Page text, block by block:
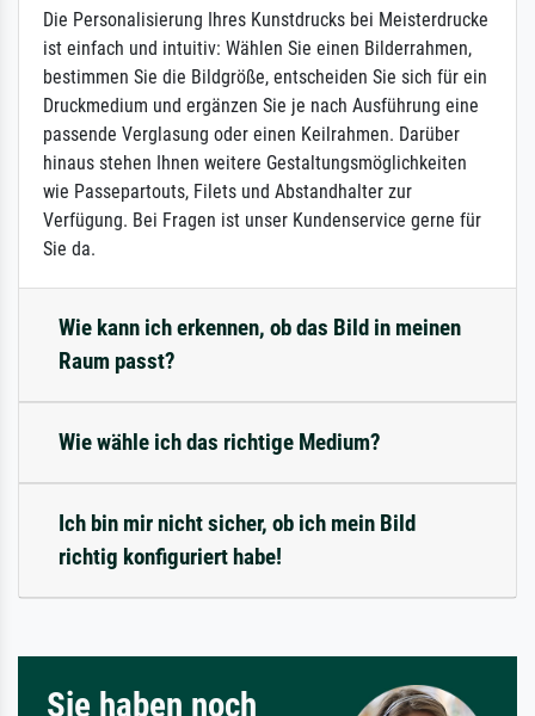
Die Personalisierung Ihres Kunstdrucks bei Meisterdrucke
ist einfach und intuitiv: Wählen Sie einen Bilderrahmen,
bestimmen Sie die Bildgröße, entscheiden Sie sich für ein
Druckmedium und ergänzen Sie je nach Ausführung eine
passende Verglasung oder einen Keilrahmen. Darüber
hinaus stehen Ihnen weitere Gestaltungsmöglichkeiten
wie Passepartouts, Filets und Abstandhalter zur
Verfügung. Bei Fragen ist unser Kundenservice gerne für
Sie da.
Wie kann ich erkennen, ob das Bild in meinen
Raum passt?
Wie wähle ich das richtige Medium?
Ich bin mir nicht sicher, ob ich mein Bild
richtig konfiguriert habe!
Sie haben noch